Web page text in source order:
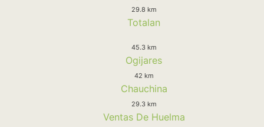
29.8 km
Totalan
45.3 km
Ogijares
42 km
Chauchina
29.3 km
Ventas De Huelma